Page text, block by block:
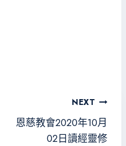
NEXT
恩慈教會2020年10月
02日讀經靈修